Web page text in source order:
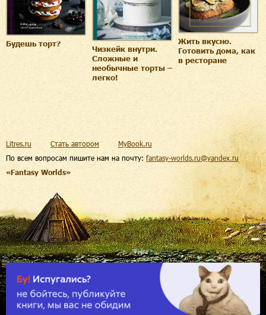
Будешь торт?
Чизкейк внутри.
Сложные и
необычные торты –
легко!
Жить вкусно.
Готовить дома, как
в ресторане
По всем вопросам пишите нам на почту: fantasy-worlds.ru@yandex.ru
«Fantasy Worlds»
Litres.ru Стать автором MyBook.ru